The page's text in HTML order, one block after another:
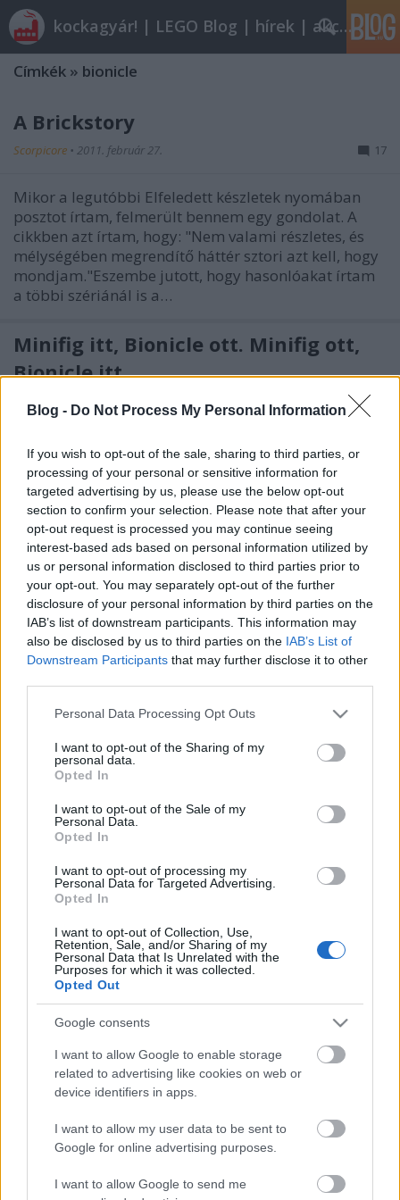
Blog - Do Not Process My Personal Information
If you wish to opt-out of the sale, sharing to third parties, or
processing of your personal or sensitive information for
targeted advertising by us, please use the below opt-out
section to confirm your selection. Please note that after your
opt-out request is processed you may continue seeing
interest-based ads based on personal information utilized by
us or personal information disclosed to third parties prior to
your opt-out. You may separately opt-out of the further
disclosure of your personal information by third parties on the
IAB’s list of downstream participants. This information may
also be disclosed by us to third parties on the IAB’s List of
Downstream Participants that may further disclose it to other
Please note that this website/app uses one or more Google
not limited to your visit or usage behaviour. You may click to
grant or deny consent to Google and its third-party tags to
use your data for below specified purposes in below Google
consent section.
Personal Data Processing Opt Outs
I want to opt-out of the Sharing of my
personal data.
Opted In
I want to opt-out of the Sale of my
Personal Data.
Opted In
I want to opt-out of processing my
Personal Data for Targeted Advertising.
Opted In
I want to opt-out of Collection, Use,
Retention, Sale, and/or Sharing of my
Personal Data that Is Unrelated with the
Purposes for which it was collected.
Opted Out
Google consents
I want to allow Google to enable storage
related to advertising like cookies on web or
device identifiers in apps.
I want to allow my user data to be sent to
Google for online advertising purposes.
I want to allow Google to send me
kockagyár! | LEGO Blog | hírek | akciók |
Címkék » bionicle
A Brickstory
Scorpicore • 2011. február 27. 17
Mikor a legutóbbi Elfeledett készletek nyomában
posztot írtam, felmerült bennem egy gondolat. A
cikkben azt írtam, hogy: "Nem valami részletes, és
mélységében megrendítő háttér sztori azt kell, hogy
mondjam."Eszembe jutott, hogy hasonlóakat írtam
a többi szériánál is a…
Minifig itt, Bionicle ott. Minifig ott,
Bionicle itt.
Végre bloghoz jutott a kedvenc legós fénykép-
tematikám, a minfig. A LEGOS! bloggere is úgy lehet
a rajongással, mint én, mert indított egy
mikroblogot külön a figeknek is.Remélem jó kézzel
nyúl majd hozzá, mert bizony ebben a témában van
– néhány zseniális kép mellett…
Röviden: linkek, egyebek
tutuka•2010. július 19.
Igazából azért nem váltam a Gyalog galopp
rajongójává, mert mindenki azzá vált, de titokban
persze mindig szerettem. Ez a dioráma a filmből
minden kalózos jelenetnek így kellene kinéznie.
Nagyon szeretnék már egy hajót. Miért…
Ez penge!
•2010. május 05.
Kedvelem azokat az alkotásokat, amelyek
valamilyen új, eddig még nem látott módon nyúlnak
a kockákhoz. Robiwan Kenobi Flickr-felhasználó
készítette ezt a svájci bicskát Bionicle és Technic
alkatrészek ötletes felhasználásával:| Kép:
Robiwan_Kenobi |Nem csak funkciójában…
Ben 10 megérkezett
2009. december 21.
kerül az a Ben 10 sorozat, mely állítólag nem a
Bionicle utódja.Kikerültek az első készletfotók,
Swampfire)És még:8409 - Spidermonkey8411 -